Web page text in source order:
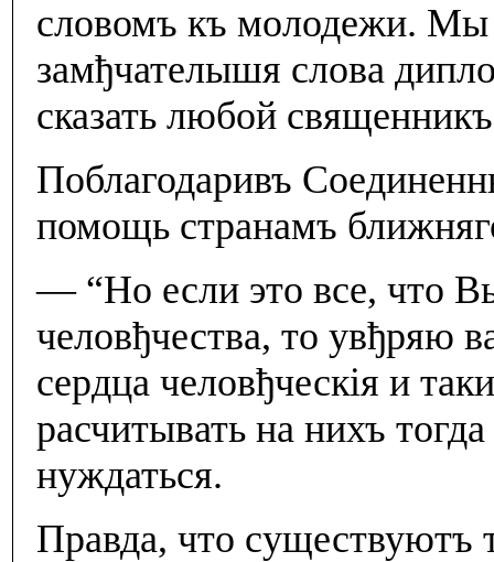
словомъ къ молодежи. Мы
замђчателышя слова
сказать любой
Поблагодаривъ
помощь странамъ
— “Но если это все, что
человђчества, то увђряю
сердца человђческiя и
расчитывать на нихъ
нуждаться.
Правда, что существуютъ